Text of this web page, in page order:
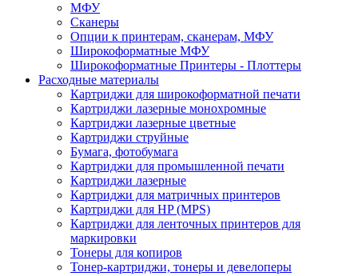
МФУ
Сканеры
Опции к принтерам, сканерам, МФУ
Широкоформатные МФУ
Широкоформатные Принтеры - Плоттеры
Расходные материалы
Картриджи для широкоформатной печати
Картриджи лазерные монохромные
Картриджи лазерные цветные
Картриджи струйные
Бумага, фотобумага
Картриджи для промышленной печати
Картриджи лазерные
Картриджи для матричных принтеров
Картриджи для HP (MPS)
Картриджи для ленточных принтеров для
маркировки
Тонеры для копиров
Тонер-картриджи, тонеры и девелоперы